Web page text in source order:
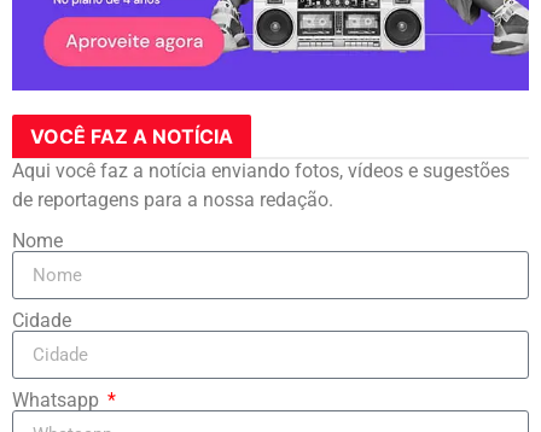
VOCÊ FAZ A NOTÍCIA
Aqui você faz a notícia enviando fotos, vídeos e sugestões
de reportagens para a nossa redação.
Nome
Cidade
Whatsapp